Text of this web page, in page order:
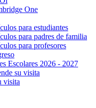
One
para estudiantes
para padres de familia
para profesores
Escolares 2026 - 2027
su visita
visita